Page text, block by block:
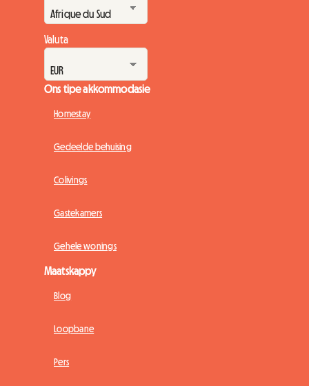
Valuta
Ons tipe akkommodasie
Homestay
Gedeelde behuising
Colivings
Gastekamers
Gehele wonings
Maatskappy
Blog
Loopbane
Pers